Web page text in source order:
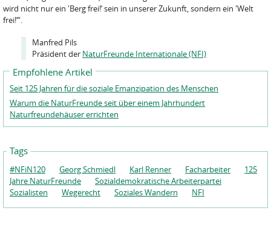
wird nicht nur ein 'Berg frei!‘ sein in unserer Zukunft, sondern ein 'Welt
frei!‘“.
Manfred Pils
Präsident der NaturFreunde Internationale (NFI)
Empfohlene Artikel
Seit 125 Jahren für die soziale Emanzipation des Menschen
Warum die NaturFreunde seit über einem Jahrhundert
Naturfreundehäuser errichten
Tags
#NFiN120 Georg Schmiedl Karl Renner Facharbeiter
125
Jahre NaturFreunde
Sozialdemokratische Arbeiterpartei
Sozialisten
Wegerecht Soziales Wandern NFI